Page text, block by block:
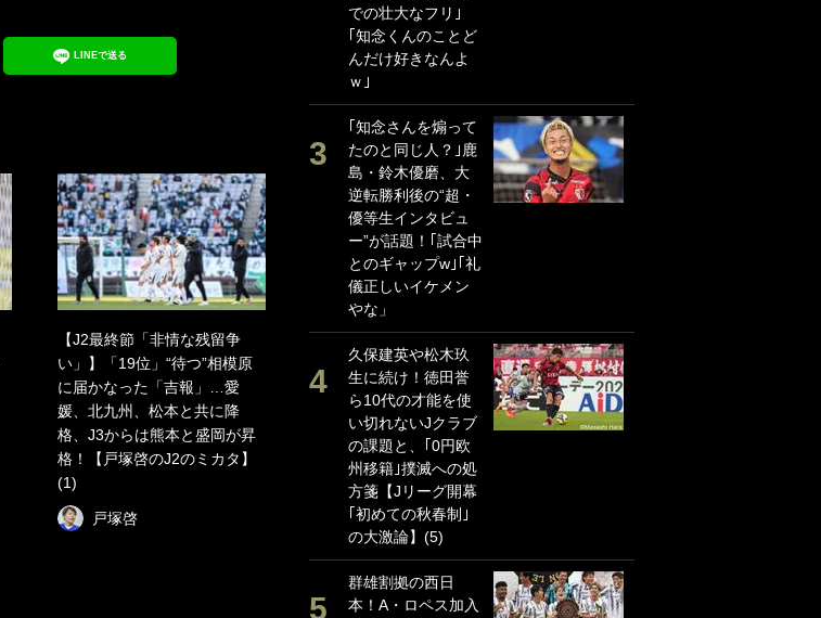
LINEで送る
【J2最終節「非情な残留争
い」】「19位」“待つ”相模原
に届かなった「吉報」…愛
媛、北九州、松本と共に降
格、J3からは熊本と盛岡が昇
格！【戸塚啓のJ2のミカタ】
(1)
戸塚啓
での壮大なフリ｣
｢知念くんのことど
んだけ好きなんよ
ｗ｣
｢知念さんを煽って
たのと同じ人？｣鹿
島・鈴木優磨、大
逆転勝利後の“超・
優等生インタビュ
ー”が話題！｢試合中
とのギャップw｣｢礼
儀正しいイケメン
やな」
久保建英や松木玖
生に続け！徳田誉
ら10代の才能を使
い切れないJクラブ
の課題と、｢0円欧
州移籍｣撲滅への処
方箋【Jリーグ開幕
｢初めての秋春制｣
の大激論】(5)
群雄割拠の西日
本！A・ロペス加入